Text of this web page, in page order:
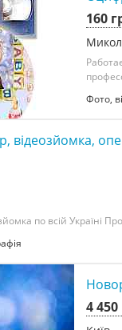
160
Фото,
відеозйомка,
по всій Україні
4 450